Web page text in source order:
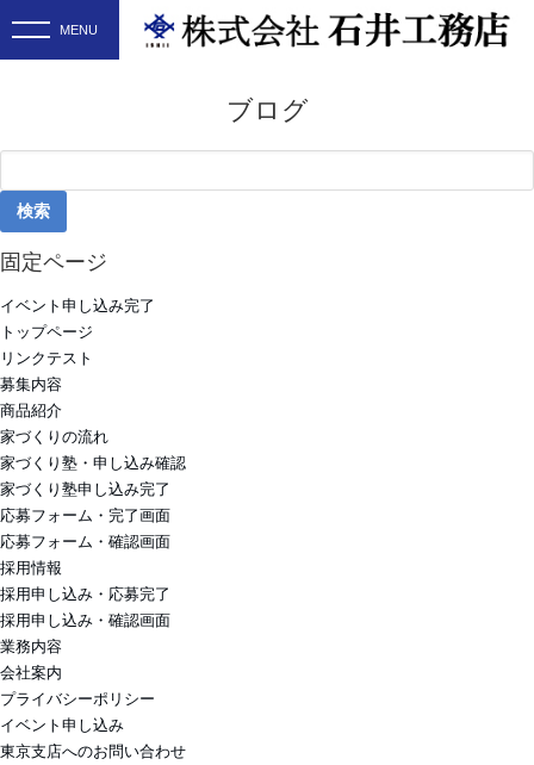
ブログ
索:
固定ページ
イベント申し込み完了
トップページ
リンクテスト
募集内容
商品紹介
家づくりの流れ
家づくり塾・申し込み確認
家づくり塾申し込み完了
応募フォーム・完了画面
応募フォーム・確認画面
採用情報
採用申し込み・応募完了
採用申し込み・確認画面
業務内容
会社案内
プライバシーポリシー
イベント申し込み
東京支店へのお問い合わせ